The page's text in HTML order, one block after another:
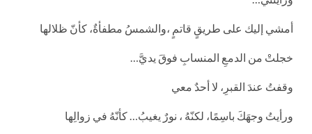
أمشي إليك على طريقٍ قاتمٍ ،والشمسُ مطفأةٌ، كأنّ ظلالها
خجلتْ من الدمعِ المنسابِ فوقَ يديَّ…
وقفتُ عندَ القبرِ، لا أحدٌ معي
ورأيتُ وجهَكَ باسِمًا، لكنّهُ ، نورٌ يغيبُ… كأنّهُ في زوالِها